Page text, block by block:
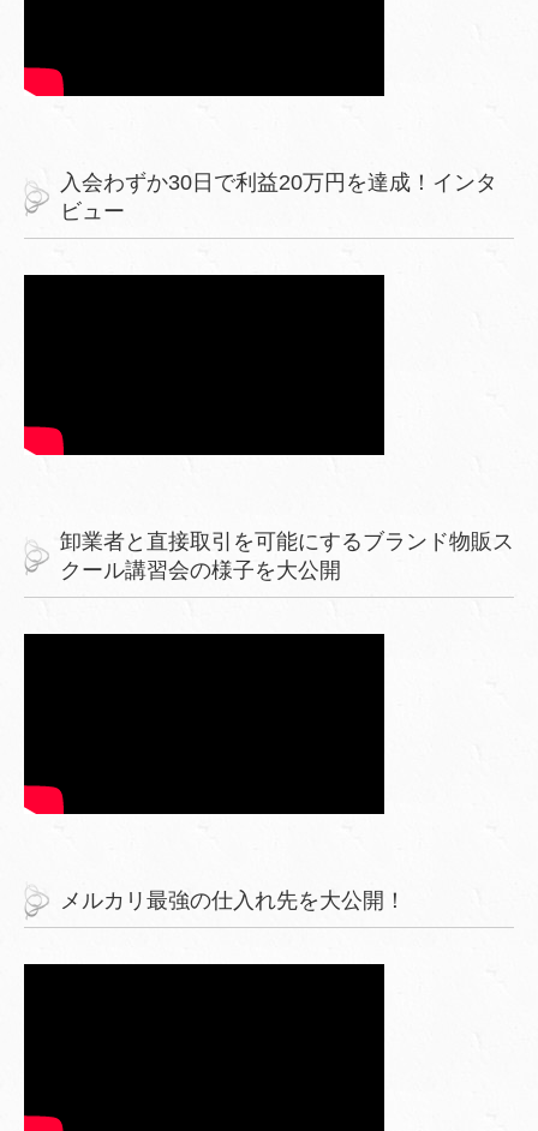
入会わずか30日で利益20万円を達成！インタ
ビュー
卸業者と直接取引を可能にするブランド物販ス
クール講習会の様子を大公開
メルカリ最強の仕入れ先を大公開！